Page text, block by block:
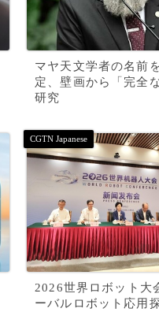
マヤ天文学者の名前
定、壁画から「完全
研究
2026世界ロボット大
ーバルロボット応用